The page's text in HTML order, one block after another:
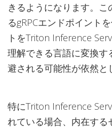
きるようになります。こ
るgRPCエンドポイント
トをTriton Inference
理解できる言語に変換す
避される可能性が依然と
特にTriton Inference
れている場合、内在す